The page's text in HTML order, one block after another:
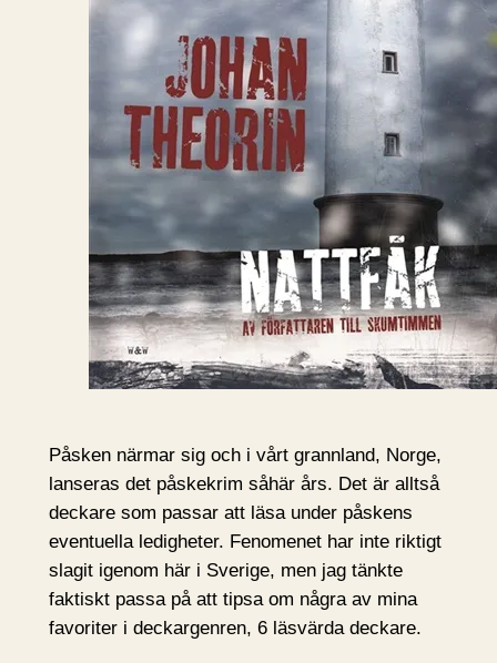
Påsken närmar sig och i vårt grannland, Norge,
lanseras det påskekrim såhär års. Det är alltså
deckare som passar att läsa under påskens
eventuella ledigheter. Fenomenet har inte riktigt
slagit igenom här i Sverige, men jag tänkte
faktiskt passa på att tipsa om några av mina
favoriter i deckargenren, 6 läsvärda deckare.